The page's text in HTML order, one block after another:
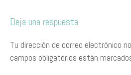
Deja una respuesta
Tu dirección de correo electrónico
campos obligatorios están